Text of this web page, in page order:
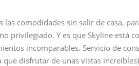
las comodidades sin salir de casa,
privilegiado. Y es que Skyline está
incomparables. Servicio de
disfrutar de unas vistas